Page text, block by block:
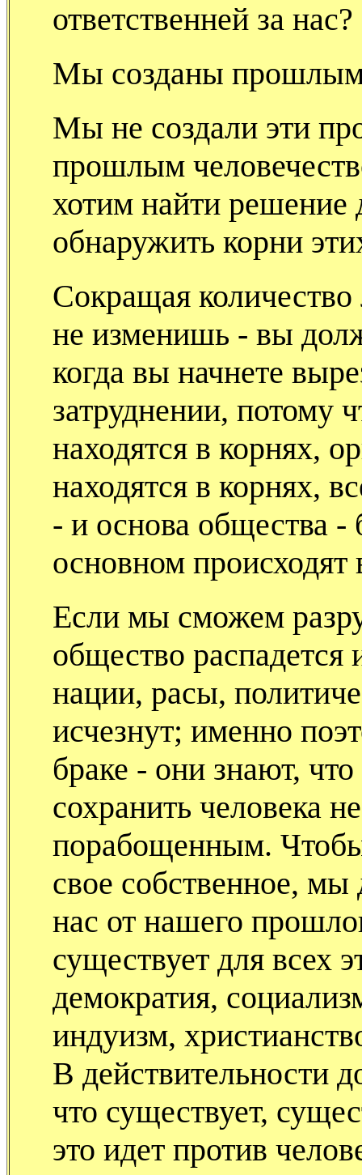
ответственней за нас?
Мы созданы
Мы не создали эти
прошлым
хотим найти
обнаружить корни
Сокращая количество
не изменишь - вы
когда вы начнете
затруднении, потому
находятся в корнях,
находятся в корнях,
- и основа общества -
основном
Если мы сможем
общество распадется
нации, расы,
исчезнут; именно
браке - они знают,
сохранить человека
порабощенным.
свое собственное,
нас от нашего
существует для всех
демократия,
индуизм,
В действительности
что существует,
это идет против